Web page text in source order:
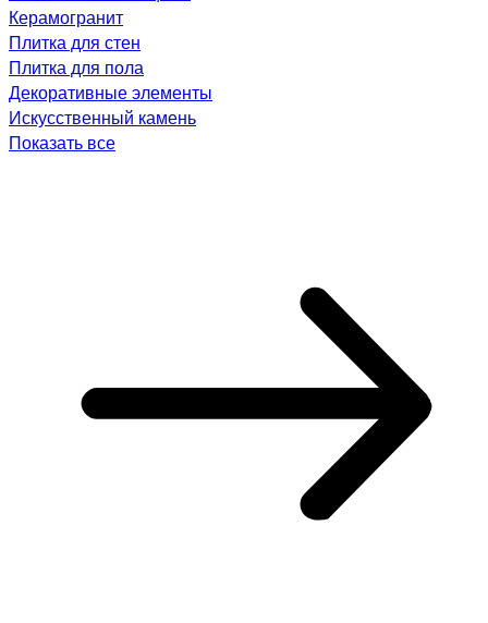
Керамогранит
Плитка для стен
Плитка для пола
Декоративные элементы
Искусственный камень
Показать все